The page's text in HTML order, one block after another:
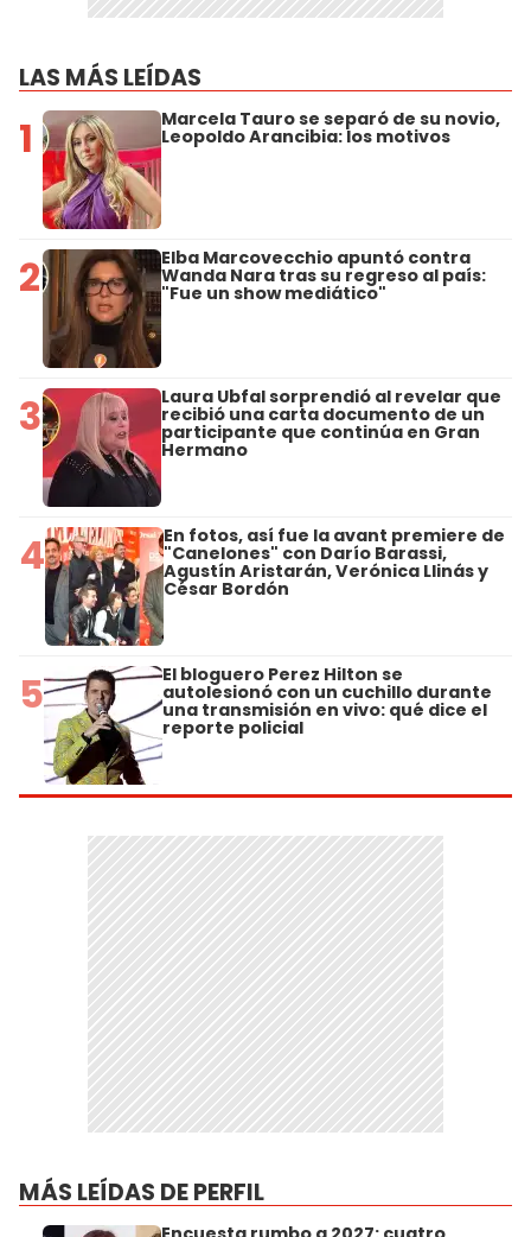
LAS MÁS LEÍDAS
1 Marcela Tauro se separó de su novio,
Leopoldo Arancibia: los motivos
2 Elba Marcovecchio apuntó contra
Wanda Nara tras su regreso al país:
"Fue un show mediático"
3 Laura Ubfal sorprendió al revelar que
recibió una carta documento de un
participante que continúa en Gran
Hermano
4 En fotos, así fue la avant premiere de
"Canelones" con Darío Barassi,
Agustín Aristarán, Verónica Llinás y
César Bordón
5 El bloguero Perez Hilton se
autolesionó con un cuchillo durante
una transmisión en vivo: qué dice el
reporte policial
MÁS LEÍDAS DE PERFIL